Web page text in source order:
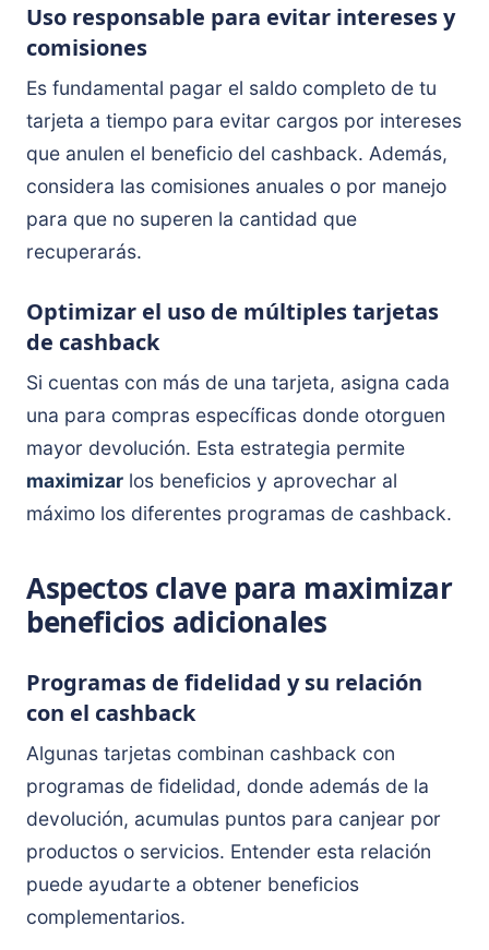
Uso responsable para evitar intereses y
comisiones
Es fundamental pagar el saldo completo de tu
tarjeta a tiempo para evitar cargos por intereses
que anulen el beneficio del cashback. Además,
considera las comisiones anuales o por manejo
para que no superen la cantidad que
recuperarás.
Optimizar el uso de múltiples tarjetas
de cashback
Si cuentas con más de una tarjeta, asigna cada
una para compras específicas donde otorguen
mayor devolución. Esta estrategia permite
maximizar los beneficios y aprovechar al
máximo los diferentes programas de cashback.
Aspectos clave para maximizar
beneficios adicionales
Programas de fidelidad y su relación
con el cashback
Algunas tarjetas combinan cashback con
programas de fidelidad, donde además de la
devolución, acumulas puntos para canjear por
productos o servicios. Entender esta relación
puede ayudarte a obtener beneficios
complementarios.